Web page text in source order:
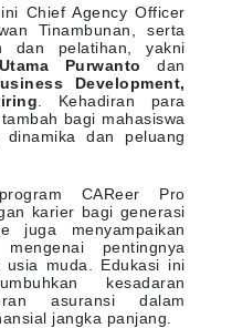
Chief Agency Officer
Tinambunan, serta
dan pelatihan, yakni
Purwanto
dan
Development,
. Kehadiran para
bagi mahasiswa
dan peluang
CAReer Pro
karier bagi generasi
juga menyampaikan
pentingnya
muda. Edukasi ini
kesadaran
asuransi dalam
jangka panjang.